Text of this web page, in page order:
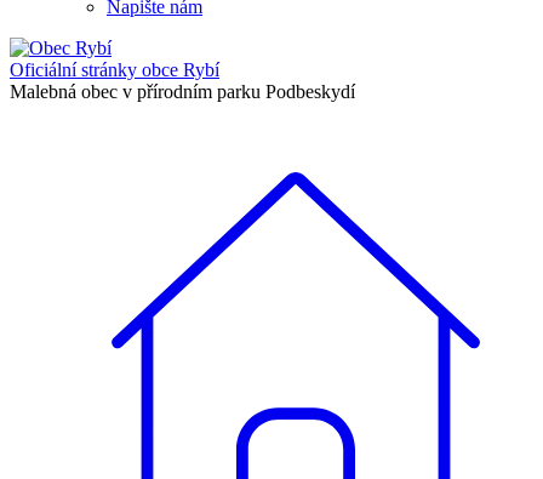
Napište nám
Oficiální stránky obce Rybí
Malebná obec v přírodním parku Podbeskydí